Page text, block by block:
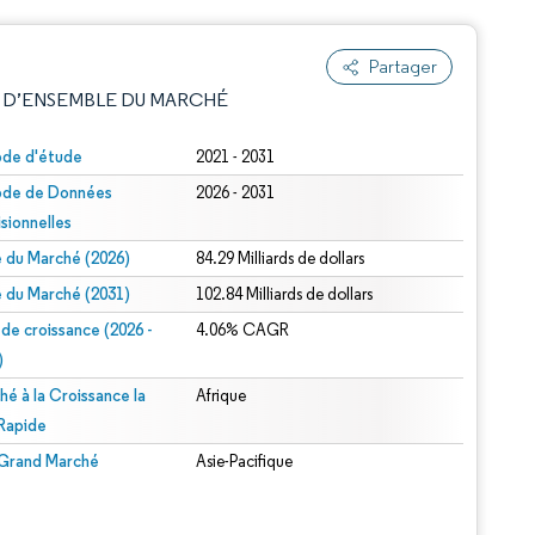
Partager
DU MARCHÉ
d'étude 2021 - 2031
de Données
2026 - 2031
du Marché (2026) 84.29 Milliards de dollars
du Marché (2031) 102.84 Milliards de dollars
croissance (2026 -
4.06% CAGR
à la Croissance la
Afrique
Marché Asie-Pacifique
sous CC BY 4.0.